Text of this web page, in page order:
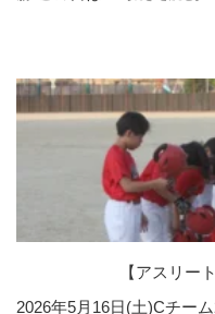
【アスリー
2026年5月16日(土)Cチー